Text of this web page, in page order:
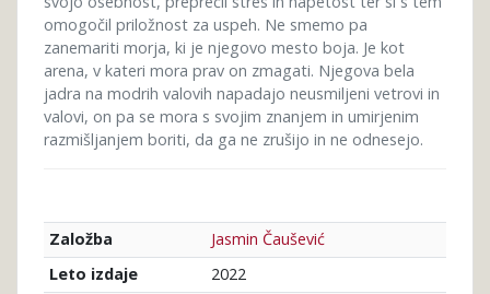
omogočil priložnost za uspeh. Ne smemo pa
zanemariti morja, ki je njegovo mesto boja. Je kot
arena, v kateri mora prav on zmagati. Njegova bela
jadra na modrih valovih napadajo neusmiljeni vetrovi in
valovi, on pa se mora s svojim znanjem in umirjenim
razmišljanjem boriti, da ga ne zrušijo in ne odnesejo.
Založba
Jasmin Čaušević
Leto izdaje
2022